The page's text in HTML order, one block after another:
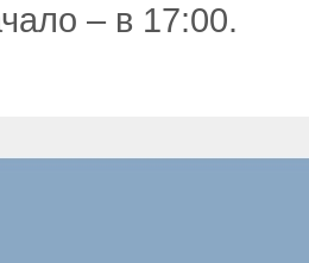
– в 17:00.